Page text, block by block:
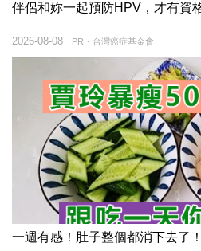
伴侶和妳一起預防HPV，才有資
PR・台灣癌症基金會
2026-08-08
一週有感！肚子整個都消下去了